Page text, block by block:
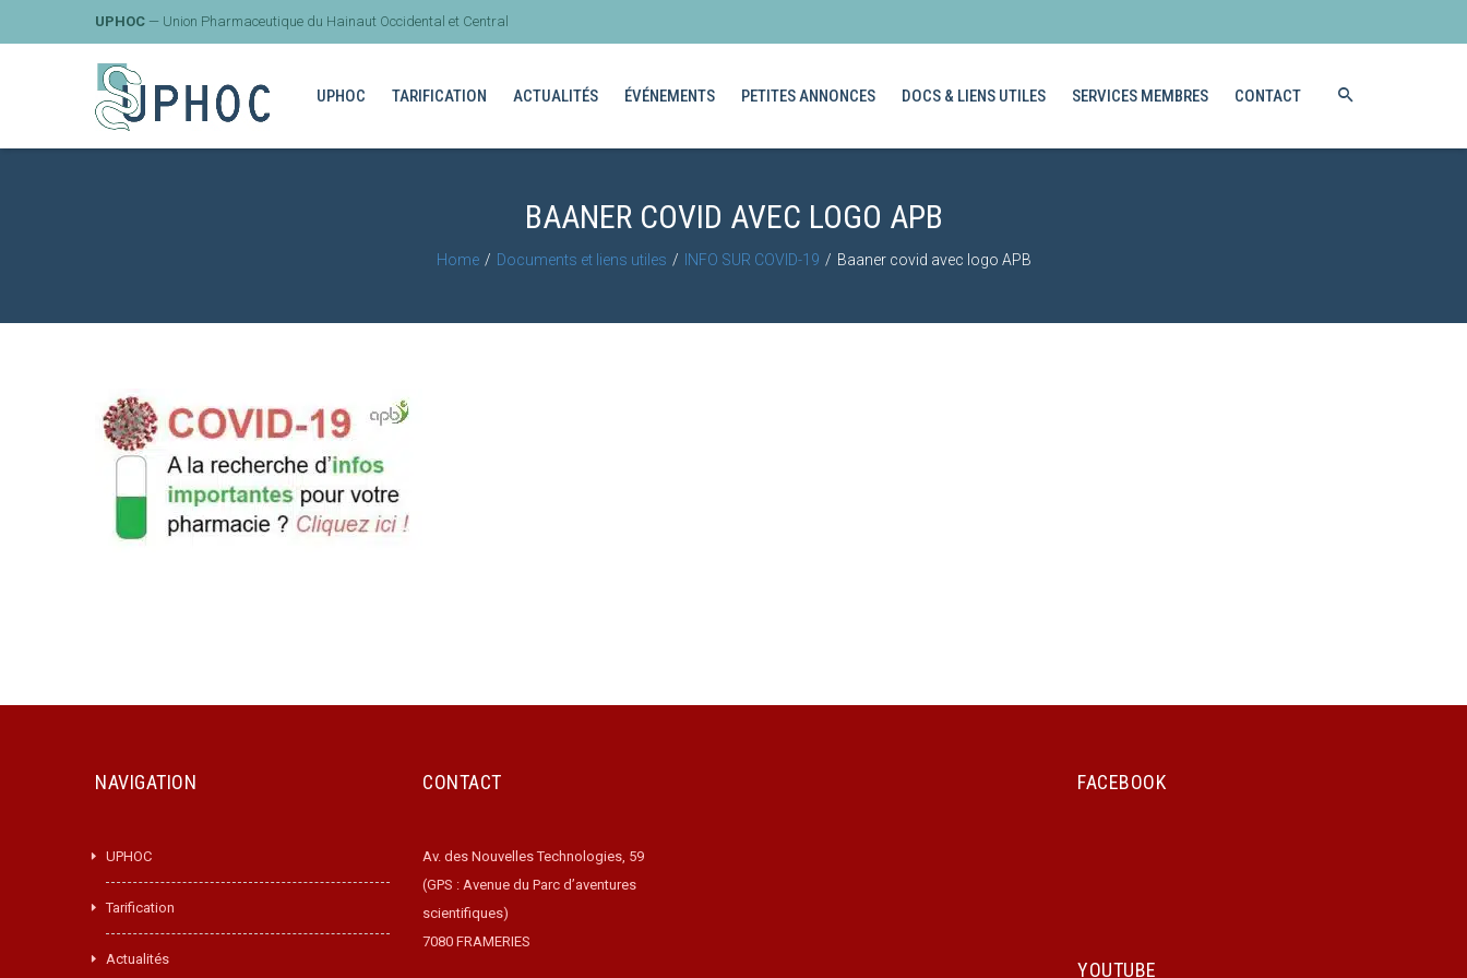
UPHOC — Union Pharmaceutique du Hainaut Occidental et Central
UPHOC TARIFICATION ACTUALITÉS ÉVÉNEMENTS PETITES ANNONCES DOCS & LIENS UTILES SERVICES MEMBRES CONTACT
BAANER COVID AVEC LOGO APB
Home Documents et liens utiles INFO SUR COVID-19 Baaner covid avec logo APB
NAVIGATION
UPHOC
Tarification
Actualités
CONTACT
Av. des Nouvelles Technologies, 59
(GPS : Avenue du Parc d’aventures
scientifiques)
7080 FRAMERIES
FACEBOOK
YOUTUBE